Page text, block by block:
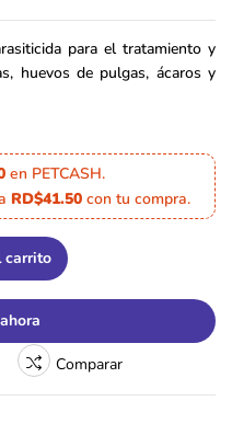
para el tratamiento y
huevos de pulgas, ácaros y
en PETCASH.
RD$41.50 con tu compra.
carrito
Comparar